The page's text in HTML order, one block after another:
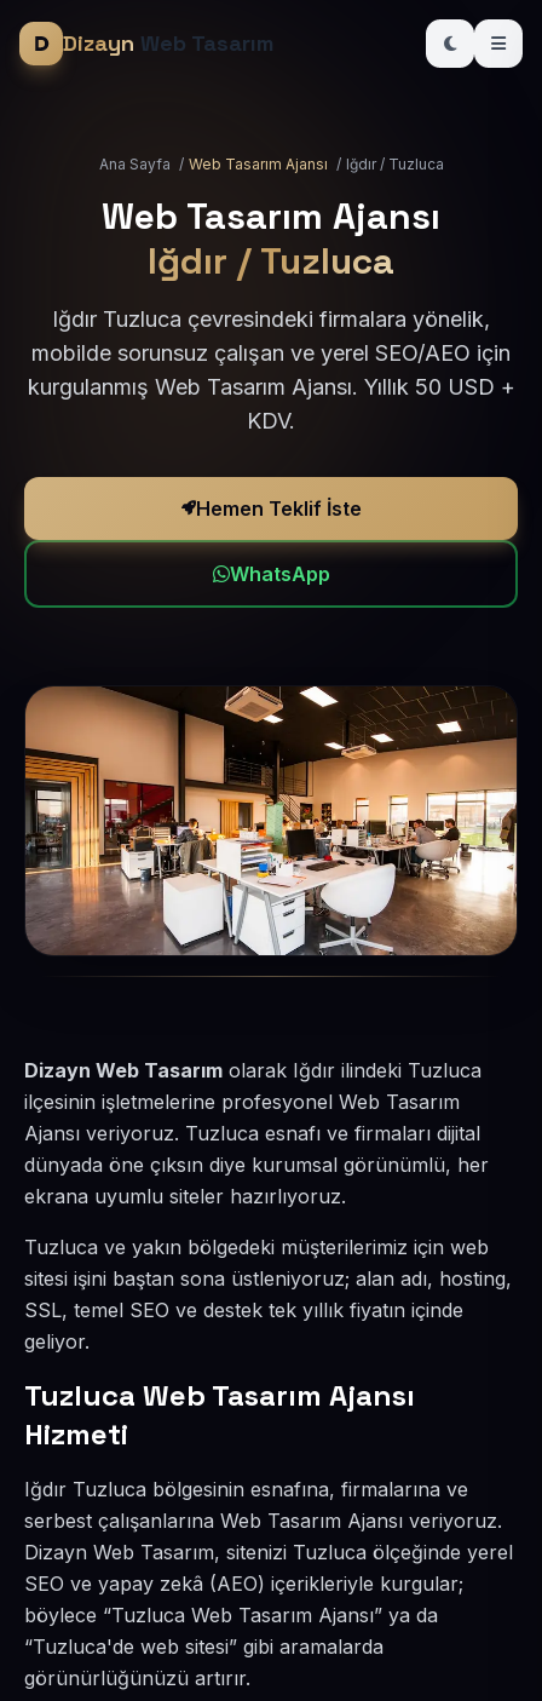
Dizayn Web Tasarım
Ana Sayfa / Web Tasarım Ajansı / Iğdır / Tuzluca
Web Tasarım Ajansı
Iğdır / Tuzluca
Iğdır Tuzluca çevresindeki firmalara yönelik,
mobilde sorunsuz çalışan ve yerel SEO/AEO için
kurgulanmış Web Tasarım Ajansı. Yıllık 50 USD +
KDV.
Hemen Teklif İste
WhatsApp
Dizayn Web Tasarım olarak Iğdır ilindeki Tuzluca
ilçesinin işletmelerine profesyonel Web Tasarım
Ajansı veriyoruz. Tuzluca esnafı ve firmaları dijital
dünyada öne çıksın diye kurumsal görünümlü, her
ekrana uyumlu siteler hazırlıyoruz.
Tuzluca ve yakın bölgedeki müşterilerimiz için web
sitesi işini baştan sona üstleniyoruz; alan adı, hosting,
SSL, temel SEO ve destek tek yıllık fiyatın içinde
geliyor.
Tuzluca Web Tasarım Ajansı
Hizmeti
Iğdır Tuzluca bölgesinin esnafına, firmalarına ve
serbest çalışanlarına Web Tasarım Ajansı veriyoruz.
Dizayn Web Tasarım, sitenizi Tuzluca ölçeğinde yerel
SEO ve yapay zekâ (AEO) içerikleriyle kurgular;
böylece “Tuzluca Web Tasarım Ajansı” ya da
“Tuzluca'de web sitesi” gibi aramalarda
görünürlüğünüzü artırır.